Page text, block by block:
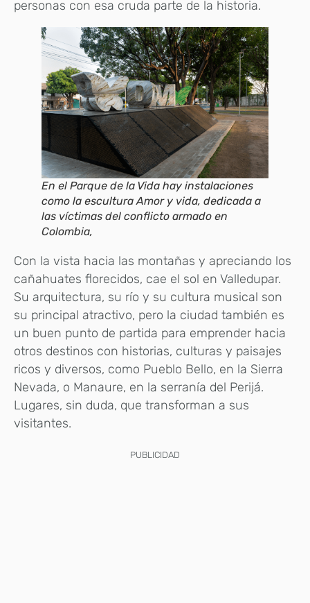
personas con esa cruda parte de la historia.
En el Parque de la Vida hay instalaciones
como la escultura Amor y vida, dedicada a
las víctimas del conflicto armado en
Colombia,
Con la vista hacia las montañas y apreciando los
cañahuates florecidos, cae el sol en Valledupar.
Su arquitectura, su río y su cultura musical son
su principal atractivo, pero la ciudad también es
un buen punto de partida para emprender hacia
otros destinos con historias, culturas y paisajes
ricos y diversos, como Pueblo Bello, en la Sierra
Nevada, o Manaure, en la serranía del Perijá.
Lugares, sin duda, que transforman a sus
visitantes.
PUBLICIDAD